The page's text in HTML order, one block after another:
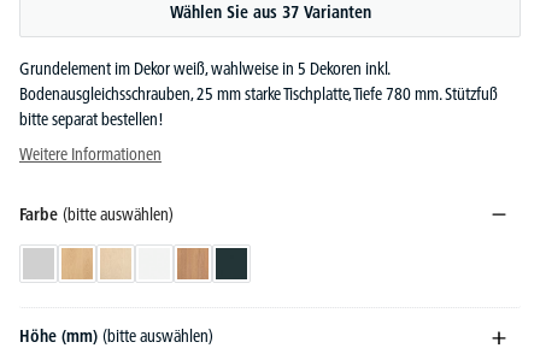
Wählen Sie aus 37 Varianten
Grundelement im Dekor weiß, wahlweise in 5 Dekoren inkl.
Bodenausgleichsschrauben, 25 mm starke Tischplatte, Tiefe 780 mm. Stützfuß
bitte separat bestellen!
Weitere Informationen
Farbe (bitte auswählen)
Höhe (mm) (bitte auswählen)